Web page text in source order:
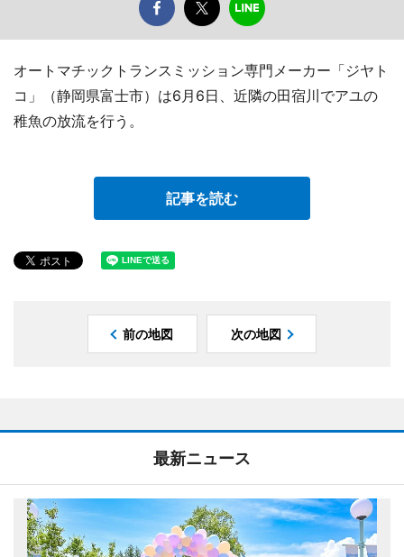
オートマチックトランスミッション専門メーカー「ジヤト
コ」（静岡県富士市）は6月6日、近隣の田宿川でアユの
稚魚の放流を行う。
記事を読む
前の地図 次の地図
最新ニュース